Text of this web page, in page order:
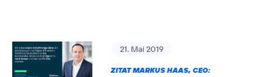
21. Mai 2019
ZITAT MARKUS HAAS, CEO: